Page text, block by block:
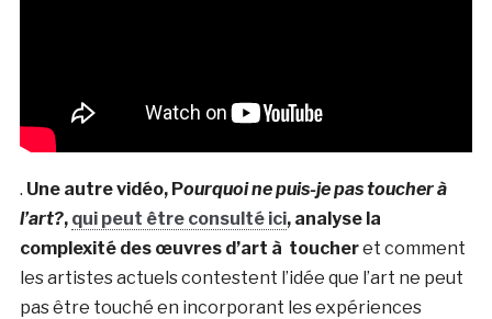
. Une autre vidéo, Pourquoi ne puis-je pas toucher à
l’art?, qui peut être consulté ici, analyse la
complexité des œuvres d’art à toucheret comment
les artistes actuels contestent l’idée que l’art ne peut
pas être touché en incorporant les expériences